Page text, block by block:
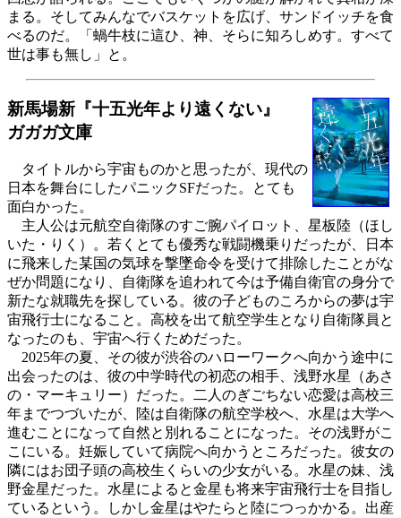
まる。そしてみんなでバスケットを広げ、サンドイッチを食
べるのだ。「蝸牛枝に這ひ、神、そらに知ろしめす。すべて
世は事も無し」と。
新馬場新『十五光年より遠くない』
ガガガ文庫
タイトルから宇宙ものかと思ったが、現代の
日本を舞台にしたパニックSFだった。とても
面白かった。
主人公は元航空自衛隊のすご腕パイロット、星板陸（ほし
いた・りく）。若くとても優秀な戦闘機乗りだったが、日本
に飛来した某国の気球を撃墜命令を受けて排除したことがな
ぜか問題になり、自衛隊を追われて今は予備自衛官の身分で
新たな就職先を探している。彼の子どものころからの夢は宇
宙飛行士になること。高校を出て航空学生となり自衛隊員と
なったのも、宇宙へ行くためだった。
2025年の夏、その彼が渋谷のハローワークへ向かう途中に
出会ったのは、彼の中学時代の初恋の相手、浅野水星（あさ
の・マーキュリー）だった。二人のぎごちない恋愛は高校三
年までつづいたが、陸は自衛隊の航空学校へ、水星は大学へ
進むことになって自然と別れることになった。その浅野がこ
こにいる。妊娠していて病院へ向かうところだった。彼女の
隣にはお団子頭の高校生くらいの少女がいる。水星の妹、浅
野金星だった。水星によると金星も将来宇宙飛行士を目指し
ているという。しかし金星はやたらと陸につっかかる。出産